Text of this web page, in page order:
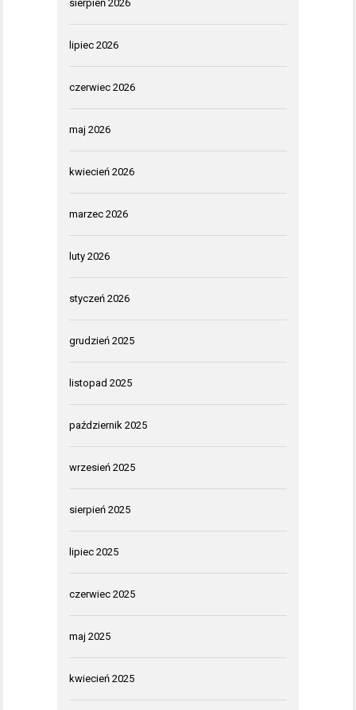
sierpień 2026
lipiec 2026
czerwiec 2026
maj 2026
kwiecień 2026
marzec 2026
luty 2026
styczeń 2026
grudzień 2025
listopad 2025
październik 2025
wrzesień 2025
sierpień 2025
lipiec 2025
czerwiec 2025
maj 2025
kwiecień 2025